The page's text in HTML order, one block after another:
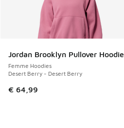
Jordan Brooklyn Pullover Hoodie
Femme Hoodies
Desert Berry - Desert Berry
€ 64,99